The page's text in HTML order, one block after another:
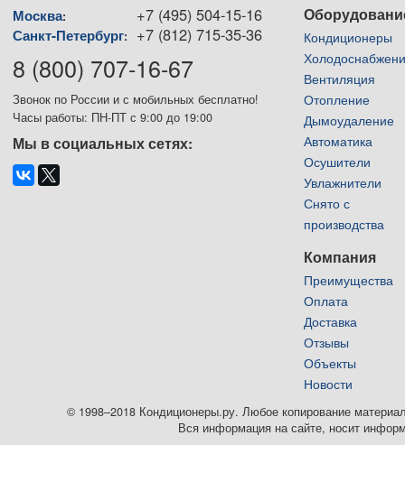
Москва: +7 (495) 504-15-16
Санкт-Петербург: +7 (812) 715-35-36
8 (800) 707-16-67
Звонок по России и с мобильных бесплатно!
Часы работы: ПН-ПТ с 9:00 до 19:00
Мы в социальных сетях:
Кондиционеры
Вентиляция
Отопление
Дымоудаление
Автоматика
Осушители
Увлажнители
Снято с
производства
Компания
Преимущества
Оплата
Доставка
Отзывы
Объекты
Новости
© 1998–2018 Кондиционеры.ру. Любое копирование
Вся информация на сайте, носит